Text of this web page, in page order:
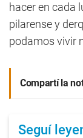
hacer en cada
pilarense y
podamos vivir
Compartí la
Seguí